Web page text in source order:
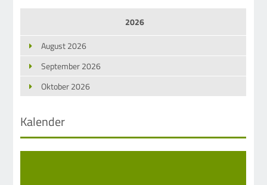
2026
August 2026
September 2026
Oktober 2026
Kalender